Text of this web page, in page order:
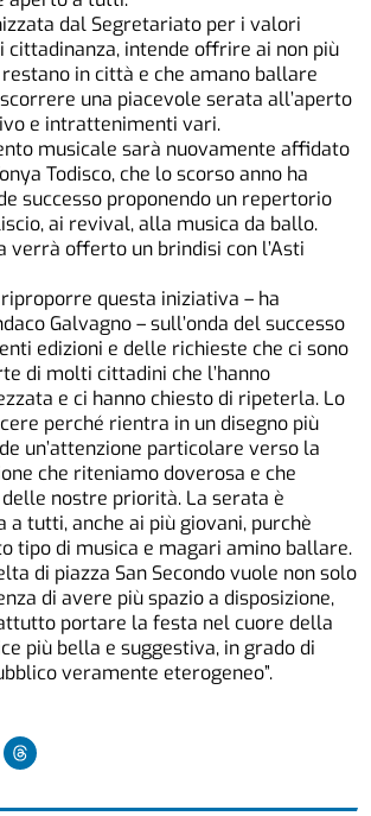
dal Segretariato per i valori
cittadinanza, intende offrire ai non più
in città e che amano ballare
una piacevole serata all’aperto
e intrattenimenti vari.
musicale sarà nuovamente affidato
Todisco, che lo scorso anno ha
successo proponendo un repertorio
ai revival, alla musica da ballo.
verrà offerto un brindisi con l’Asti
questa iniziativa – ha
Galvagno – sull’onda del successo
edizioni e delle richieste che ci sono
di molti cittadini che l’hanno
e ci hanno chiesto di ripeterla. Lo
perché rientra in un disegno più
un’attenzione particolare verso la
che riteniamo doverosa e che
nostre priorità. La serata è
a tutti, anche ai più giovani, purchè
tipo di musica e magari amino ballare.
di piazza San Secondo vuole non solo
di avere più spazio a disposizione,
portare la festa nel cuore della
più bella e suggestiva, in grado di
veramente eterogeneo”.